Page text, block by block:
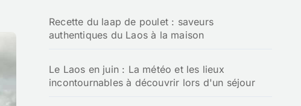
e
r
Recette du laap de poulet : saveurs
authentiques du Laos à la maison
Le Laos en juin : La météo et les lieux
incontournables à découvrir lors d'un séjour